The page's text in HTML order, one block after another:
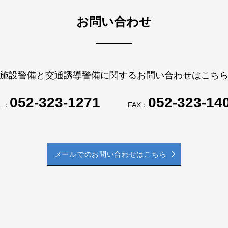
お問い合わせ
施設警備と交通誘導警備に関するお問い合わせはこちら
052-323-1271 FAX： 052-323-
メールでのお問い合わせはこちら